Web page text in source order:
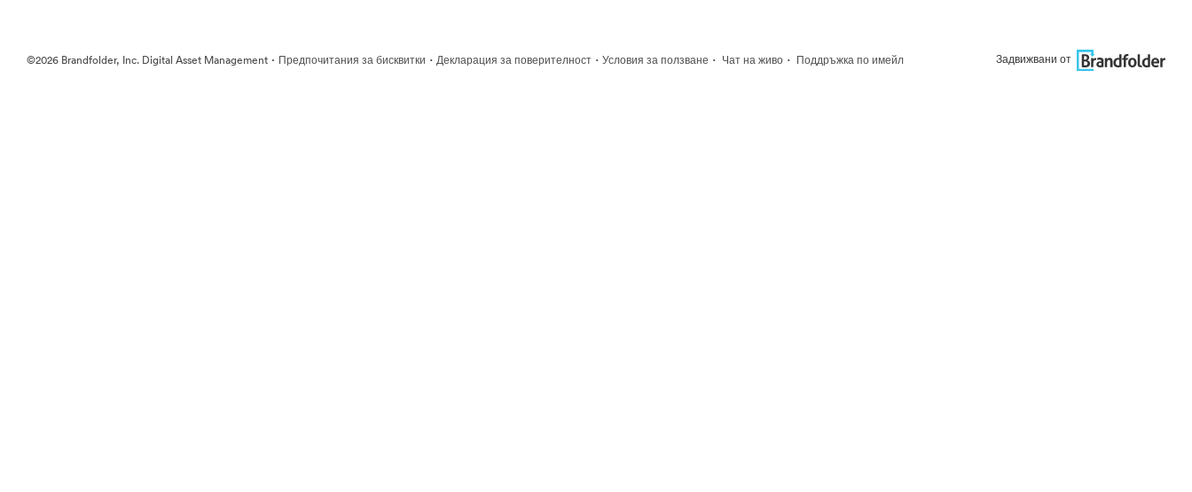
©2026 Brandfolder, Inc. Digital Asset Management · Предпочитания за бисквитки · Декларация за поверителност · Условия за ползване · Чат на живо · Поддръжка по имейл Задвижвани от